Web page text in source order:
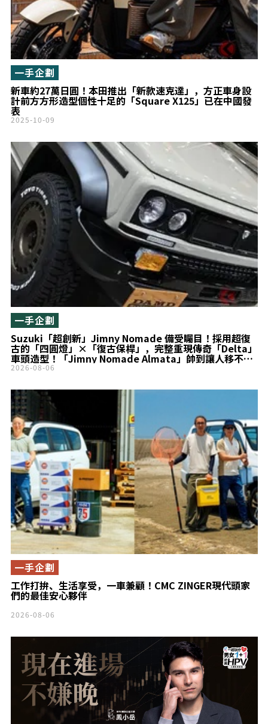
新車約27萬日圓！本田推出「新款速克達」，方正車身設
計前方方形造型個性十足的「Square X125」已在中國發
表
一手企劃
2025-10-09
Suzuki「超創新」Jimny Nomade 備受矚目！採用超復
古的「四圓燈」×「復古保桿」，完整重現傳奇「Delta」
車頭造型！「Jimny Nomade Almata」帥到讓人移不開
目光！
一手企劃
2026-08-06
工作打拚、生活享受，一車兼顧！CMC ZINGER現代頭家
們的最佳安心夥伴
一手企劃
2026-08-06